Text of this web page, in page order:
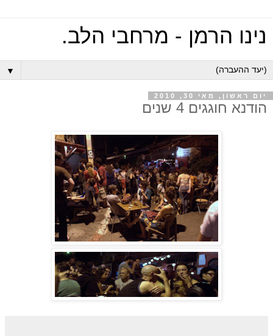
נינו הרמן - מרחבי הלב.
▼
יום ראשון, מאי 30, 2010
הודנא חוגגים 4 שנים